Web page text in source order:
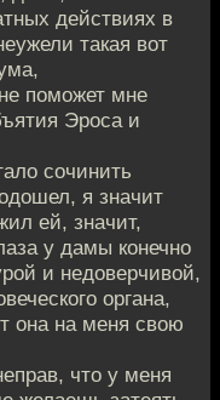
действиях в
такая вот
поможет мне
Эроса и
сочинить
я значит
ей, значит,
у дамы конечно
и недоверчивой,
органа,
она на меня свою
что у меня